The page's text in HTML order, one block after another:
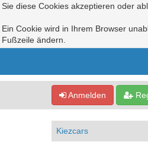
Sie diese Cookies akzeptieren oder
Ein Cookie wird in Ihrem Browser
Fußzeile ändern.
Anmelden
Kiezcars